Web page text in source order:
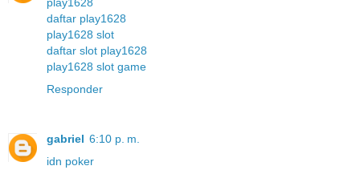
play1628
daftar play1628
play1628 slot
daftar slot play1628
play1628 slot game
Responder
gabriel 6:10 p. m.
idn poker